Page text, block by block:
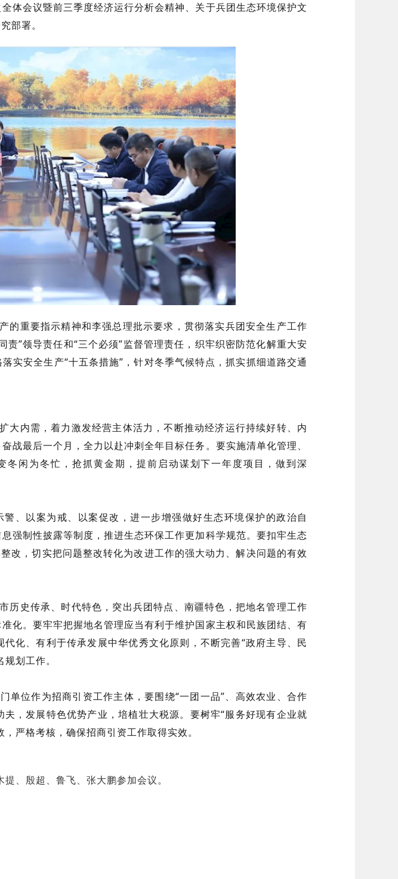
体会议暨前三季度经济运行分析会精神、关于兵团生态环境保护文
部署。
重要指示精神和李强总理批示要求，贯彻落实兵团安全生产工作
”领导责任和“三个必须”监督管理责任，织牢织密防范化解重大安
实安全生产“十五条措施”，针对冬季气候特点，抓实抓细道路交通
内需，着力激发经营主体活力，不断推动经济运行持续好转、内
最后一个月，全力以赴冲刺全年目标任务。要实施清单化管理、
闲为冬忙，抢抓黄金期，提前启动谋划下一年度项目，做到深
、以案为戒、以案促改，进一步增强做好生态环境保护的政治自
强制性披露等制度，推进生态环保工作更加科学规范。要扣牢生态
改，切实把问题整改转化为改进工作的强大动力、解决问题的有效
史传承、时代特色，突出兵团特点、南疆特色，把地名管理工作
化。要牢牢把握地名管理应当有利于维护国家主权和民族团结、有
化、有利于传承发展中华优秀文化原则，不断完善“政府主导、民
划工作。
位作为招商引资工作主体，要围绕“一团一品”、高效农业、合作
，发展特色优势产业，培植壮大税源。要树牢“服务好现有企业就
严格考核，确保招商引资工作取得实效。
、殷超、鲁飞、张大鹏参加会议。